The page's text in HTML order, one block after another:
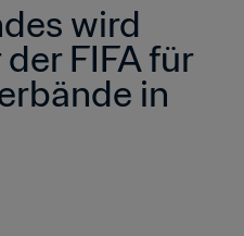
wird
FIFA für
in